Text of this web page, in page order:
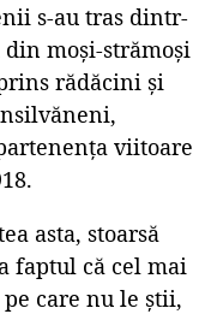
s-au tras dintr-
din moși-strămoși
rădăcini și
viitoare
asta, stoarsă
faptul că cel mai
care nu le știi,